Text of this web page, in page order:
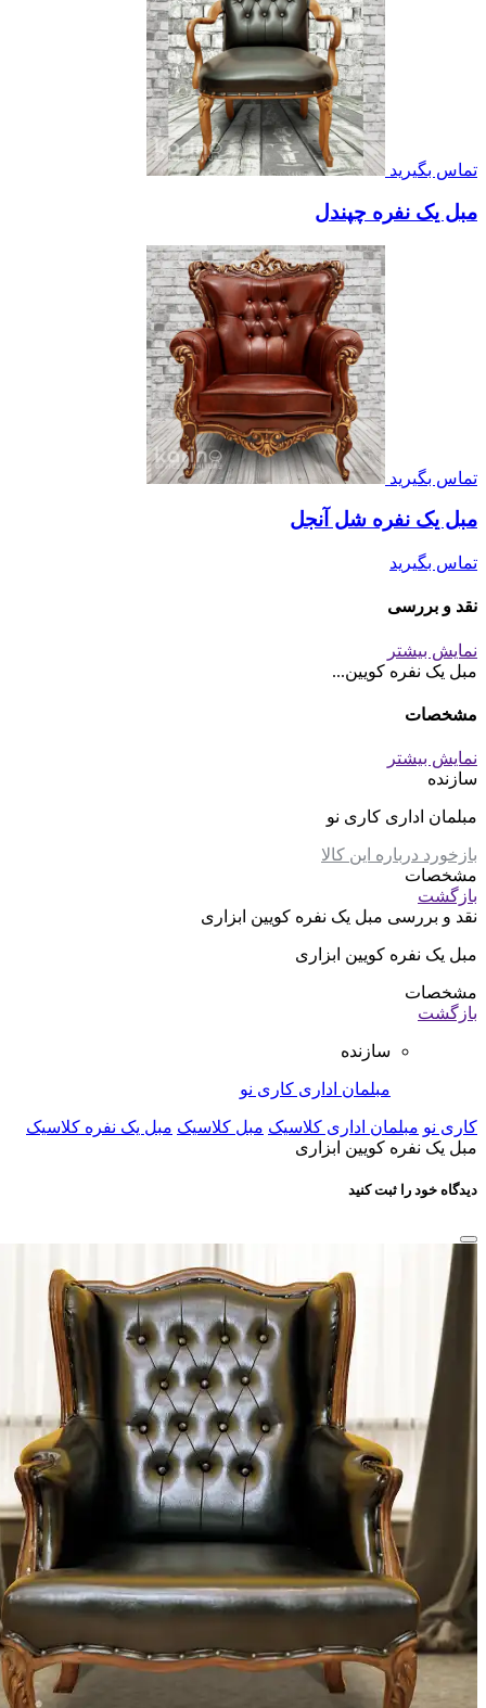
تماس بگیرید
مبل یک نفره چپندل
تماس بگیرید
مبل یک نفره شل آنجل
تماس بگیرید
نقد و بررسی
نمایش بیشتر
مبل یک نفره کویین...
مشخصات
نمایش بیشتر
سازنده
مبلمان اداری کاری نو
بازخورد درباره این کالا
مشخصات
بازگشت
نقد و بررسی مبل یک نفره کویین ابزاری
مبل یک نفره کویین ابزاری
مشخصات
بازگشت
سازنده
مبلمان اداری کاری نو
کاری نو مبلمان اداری کلاسیک مبل کلاسیک مبل یک نفره کلاسیک
مبل یک نفره کویین ابزاری
دیدگاه خود را ثبت کنید